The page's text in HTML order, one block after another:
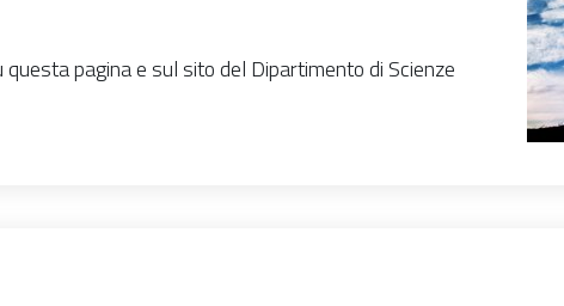
pagina e sul sito del Dipartimento di Scienze